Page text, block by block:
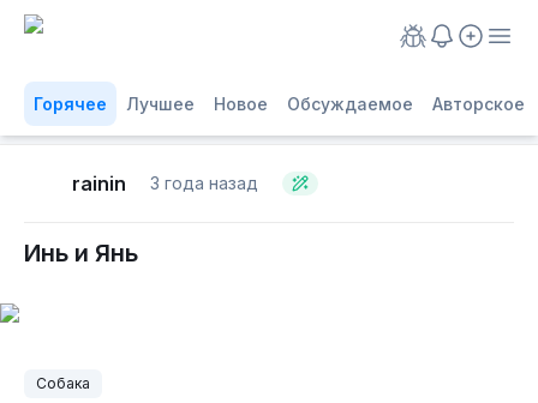
Горячее Лучшее Новое Обсуждаемое Авторское
rainin 3 года назад
Инь и Янь
Собака